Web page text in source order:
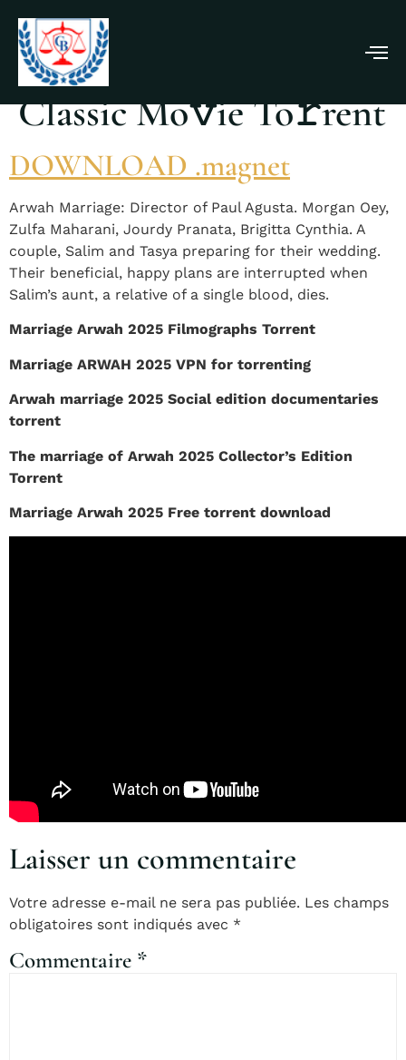
Pernikahan Arwah 2025
Classic Mo𝚟ie To𝚛rent
DOWNLOAD .magnet
Arwah Marriage: Director of Paul Agusta. Morgan Oey,
Zulfa Maharani, Jourdy Pranata, Brigitta Cynthia. A
couple, Salim and Tasya preparing for their wedding.
Their beneficial, happy plans are interrupted when
Salim’s aunt, a relative of a single blood, dies.
Marriage Arwah 2025 Filmographs Torrent
Marriage ARWAH 2025 VPN for torrenting
Arwah marriage 2025 Social edition documentaries
torrent
The marriage of Arwah 2025 Collector’s Edition
Torrent
Marriage Arwah 2025 Free torrent download
Laisser un commentaire
Votre adresse e-mail ne sera pas publiée. Les champs
obligatoires sont indiqués avec *
Commentaire *